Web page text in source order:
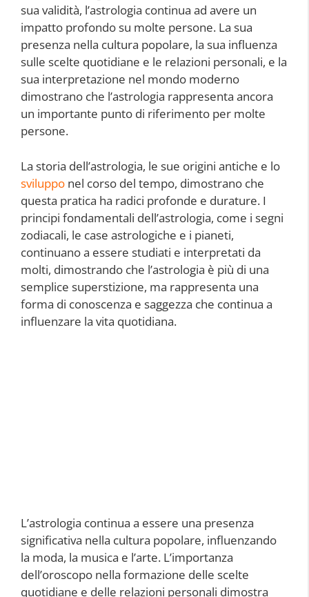
sua validità, l’astrologia continua ad avere un
impatto profondo su molte persone. La sua
presenza nella cultura popolare, la sua influenza
sulle scelte quotidiane e le relazioni personali, e la
sua interpretazione nel mondo moderno
dimostrano che l’astrologia rappresenta ancora
un importante punto di riferimento per molte
persone.
La storia dell’astrologia, le sue origini antiche e lo
sviluppo nel corso del tempo, dimostrano che
questa pratica ha radici profonde e durature. I
principi fondamentali dell’astrologia, come i segni
zodiacali, le case astrologiche e i pianeti,
continuano a essere studiati e interpretati da
molti, dimostrando che l’astrologia è più di una
semplice superstizione, ma rappresenta una
forma di conoscenza e saggezza che continua a
influenzare la vita quotidiana.
L’astrologia continua a essere una presenza
significativa nella cultura popolare, influenzando
la moda, la musica e l’arte. L’importanza
dell’oroscopo nella formazione delle scelte
quotidiane e delle relazioni personali dimostra